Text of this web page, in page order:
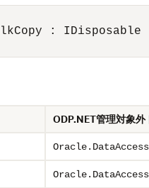
: IDisposable
ODP.NET管理対象外